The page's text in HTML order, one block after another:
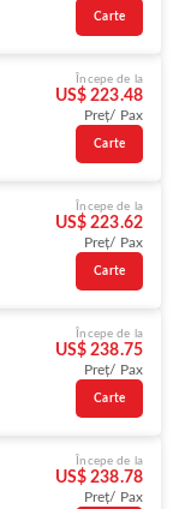
Carte
Începe de la
US$ 223.48
Preț/ Pax
Carte
Începe de la
US$ 223.62
Preț/ Pax
Carte
Începe de la
US$ 238.75
Preț/ Pax
Carte
Începe de la
US$ 238.78
Preț/ Pax